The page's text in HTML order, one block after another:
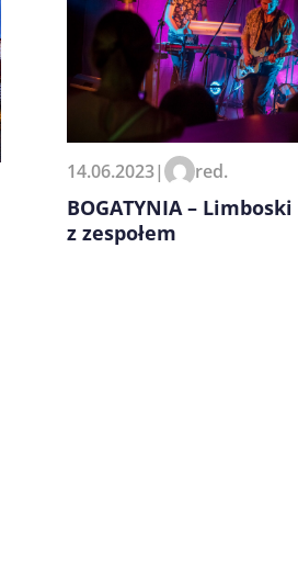
14.06.2023| red.
BOGATYNIA – Limboski
z zespołem